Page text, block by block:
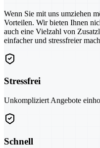
Wenn Sie mit uns umziehen
Vorteilen. Wir bieten Ihnen
auch eine Vielzahl von
einfacher und stressfreier
Stressfrei
Unkompliziert Angebote
Schnell